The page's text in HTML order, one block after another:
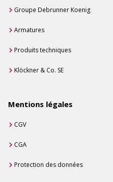
Groupe Debrunner Koenig
Armatures
Produits techniques
Klöckner & Co. SE
Mentions légales
CGV
CGA
Protection des données